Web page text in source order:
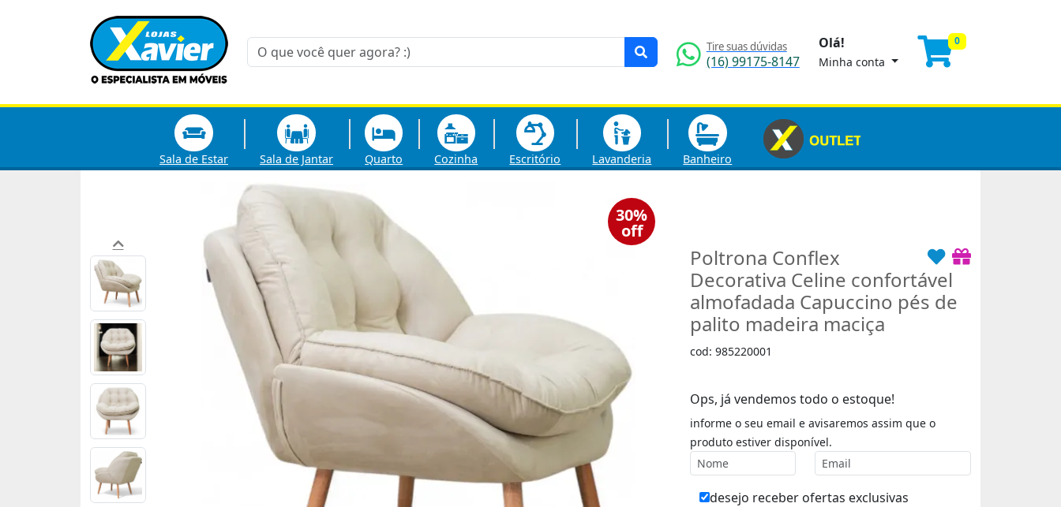
Tire suas dúvidas
(16) 99175-8147
Olá!
Minha conta
0
Sala de Estar Sala de Jantar Quarto Cozinha Escritório Lavanderia Banheiro
30%
off
Poltrona Conflex
Decorativa Celine confortável
almofadada Capuccino pés de
palito madeira maciça
cod: 985220001
Ops, já vendemos todo o estoque!
informe o seu email e avisaremos assim que o
produto estiver disponível.
desejo receber ofertas exclusivas